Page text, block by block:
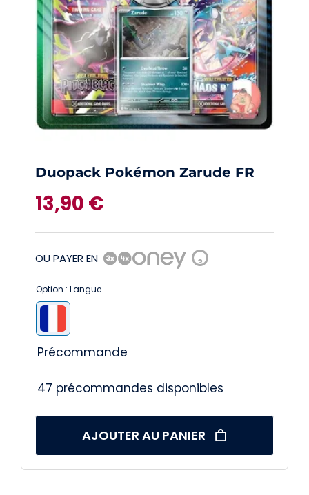
Duopack Pokémon Zarude FR
13,90 €
OU PAYER EN ?
Option : Langue
Précommande
47 précommandes disponibles
AJOUTER AU PANIER